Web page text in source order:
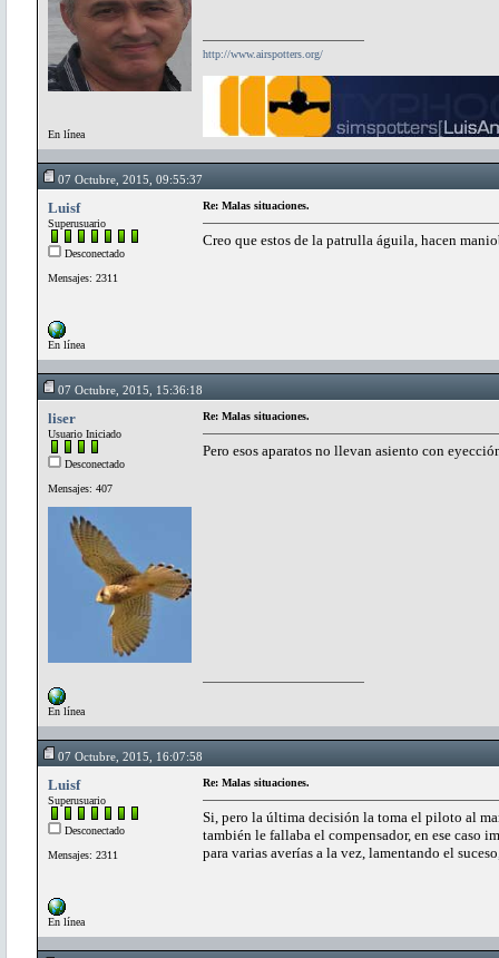
En línea
http://www.airspotters.org/
07 Octubre, 2015, 09:55:37
Luisf
Superusuario
Desconectado
Mensajes: 2311
En línea
Re: Malas situaciones.
Creo que estos de la patrulla águila, hacen
07 Octubre, 2015, 15:36:18
liser
Usuario Iniciado
Desconectado
Mensajes: 407
En línea
Re: Malas situaciones.
Pero esos aparatos no llevan asiento con
07 Octubre, 2015, 16:07:58
Luisf
Superusuario
Desconectado
Mensajes: 2311
En línea
Re: Malas situaciones.
Si, pero la última decisión la toma el piloto al
también le fallaba el compensador, en ese caso
para varias averías a la vez, lamentando el